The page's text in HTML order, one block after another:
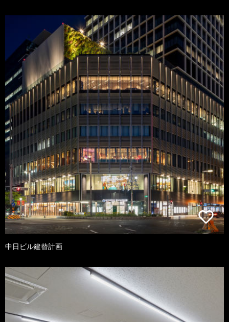
中日ビル建替計画